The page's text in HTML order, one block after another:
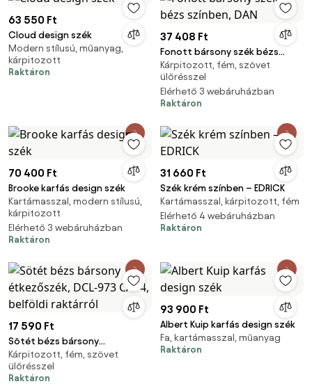
63 550 Ft
Cloud design szék
Modern stílusú, műanyag,
kárpitozott
Raktáron
37 408 Ft
Fonott bársony szék bézs
színben, DAN
Kárpitozott, fém, szövet
ülőrésszel
Elérhető 3 webáruházban
Raktáron
70 400 Ft
Brooke karfás design szék
Kartámasszal, modern stílusú,
kárpitozott
Elérhető 3 webáruházban
Raktáron
31 660 Ft
Szék krém színben – EDRICK
Kartámasszal, kárpitozott, fém
Elérhető 4 webáruházban
Raktáron
17 590 Ft
Sötét bézs bársony
étkezőszék, DCL-973 CAP4,
belföldi raktárról
Kárpitozott, fém, szövet
ülőrésszel
Raktáron
93 900 Ft
Albert Kuip karfás design szék
Fa, kartámasszal, műanyag
Raktáron